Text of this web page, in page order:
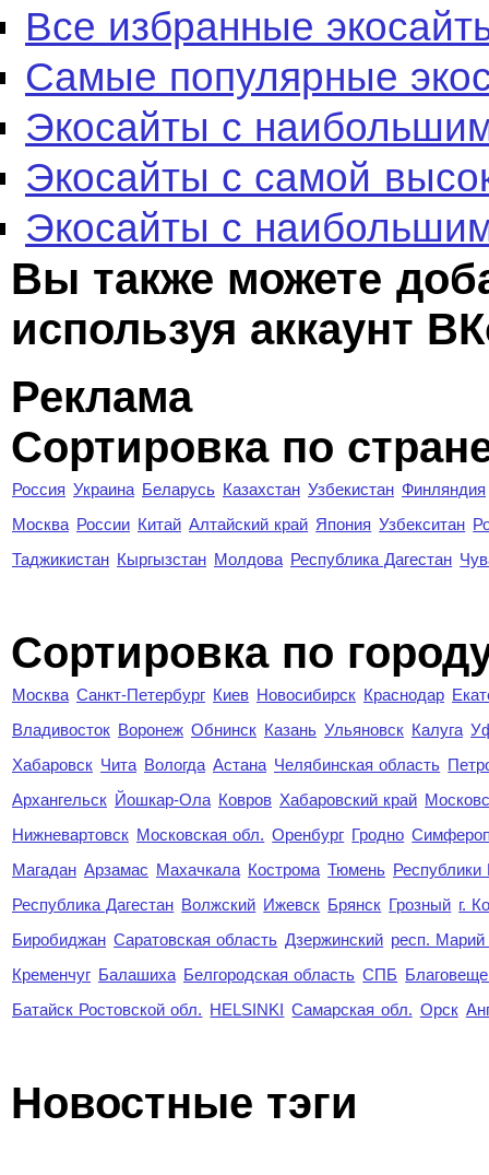
Все избранные
Самые популярные
Экосайты с
Экосайты с самой
Экосайты с
Вы также можете
используя аккаунт
Реклама
Сортировка по
Россия Украина Беларусь Казахстан Узбекистан Финляндия
Москва России Китай Алтайский край Япония Узбекситан
Таджикистан Кыргызстан Молдова Республика Дагестан
Cортировка по
Москва Санкт-Петербург Киев Новосибирск Краснодар
Владивосток Воронеж Обнинск Казань Ульяновск Калуга
Хабаровск Чита Вологда Астана Челябинская область
Архангельск Йошкар-Ола Ковров Хабаровский край
Нижневартовск Московская обл. Оренбург Гродно
Магадан Арзамас Махачкала Кострома Тюмень Республики
Республика Дагестан Волжский Ижевск Брянск Грозный г.
Биробиджан Саратовская область Дзержинский респ.
Кременчуг Балашиха Белгородская область СПБ
Батайск Ростовской обл. HELSINKI Самарская обл. Орск
Новостные тэги